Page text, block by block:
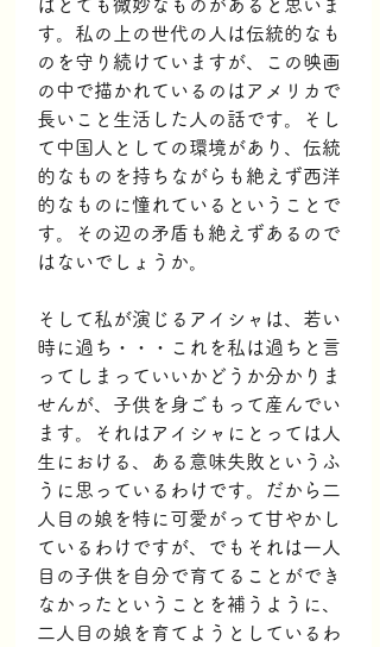
はとても微妙なものがあると思いま
す。私の上の世代の人は伝統的なも
のを守り続けていますが、この映画
の中で描かれているのはアメリカで
長いこと生活した人の話です。そし
て中国人としての環境があり、伝統
的なものを持ちながらも絶えず西洋
的なものに憧れているということで
す。その辺の矛盾も絶えずあるので
はないでしょうか。
そして私が演じるアイシャは、若い
時に過ち・・・これを私は過ちと言
ってしまっていいかどうか分かりま
せんが、子供を身ごもって産んでい
ます。それはアイシャにとっては人
生における、ある意味失敗というふ
うに思っているわけです。だから二
人目の娘を特に可愛がって甘やかし
ているわけですが、でもそれは一人
目の子供を自分で育てることができ
なかったということを補うように、
二人目の娘を育てようとしているわ